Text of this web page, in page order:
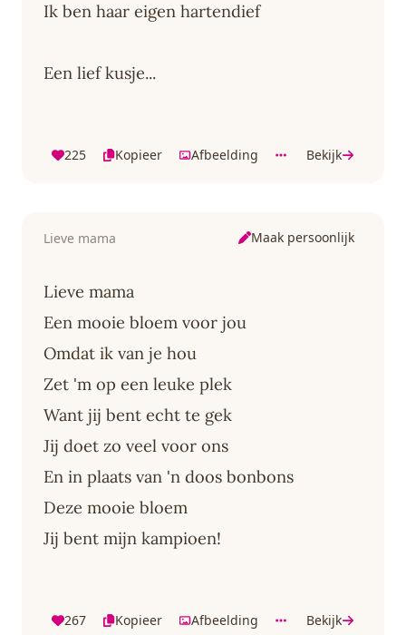
Ik ben haar eigen hartendief
Een lief kusje...
225 Kopieer Afbeelding Bekijk
Lieve mama Maak persoonlijk
Lieve mama
Een mooie bloem voor jou
Omdat ik van je hou
Zet 'm op een leuke plek
Want jij bent echt te gek
Jij doet zo veel voor ons
En in plaats van 'n doos bonbons
Deze mooie bloem
Jij bent mijn kampioen!
267 Kopieer Afbeelding Bekijk